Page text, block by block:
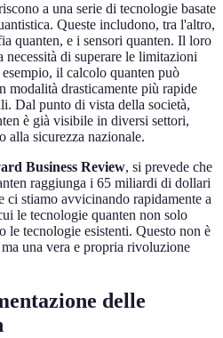
a una serie di tecnologie basate
Queste includono, tra l'altro,
quanten, e i sensori quanten. Il loro
di superare le limitazioni
il calcolo quanten può
modalità drasticamente più rapide
Dal punto di vista della società,
è già visibile in diversi settori,
alla sicurezza nazionale.
Business Review, si prevede che
raggiunga i 65 miliardi di dollari
stiamo avvicinando rapidamente a
le tecnologie quanten non solo
le tecnologie esistenti. Questo non è
una vera e propria rivoluzione
delle